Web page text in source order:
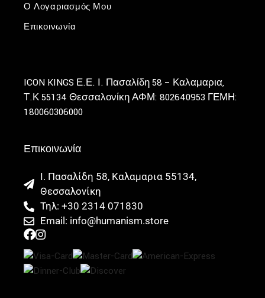
ICON KINGS Ε.Ε. Ι. Πασαλίδη 58 – Καλαμαρια,
Τ.Κ 55134 ΘεσσαλονίκηΑΦΜ: 802640953 ΓΕΜΗ:
180060306000
Ο Λογαριασμός Μου
Επικοινωνία
Επικοινωνία
Ι. Πασαλίδη 58, Καλαμαρια 55134,
Θεσσαλονίκη
Τηλ: +30 2314 071830
Email: info@humanism.store